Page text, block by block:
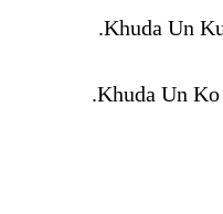
Khuda Un Ko